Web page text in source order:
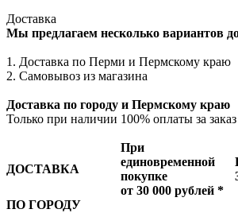
Доставка
Мы предлагаем несколько вариантов
1. Доставка по Перми и Пермскому краю
2. Самовывоз из магазина
Доставка по городу и Пермскому краю
Только при наличии 100% оплаты за заказ
ДОСТАВКА
При
единовременной
покупке
от 30 000 рублей *
ПО ГОРОДУ